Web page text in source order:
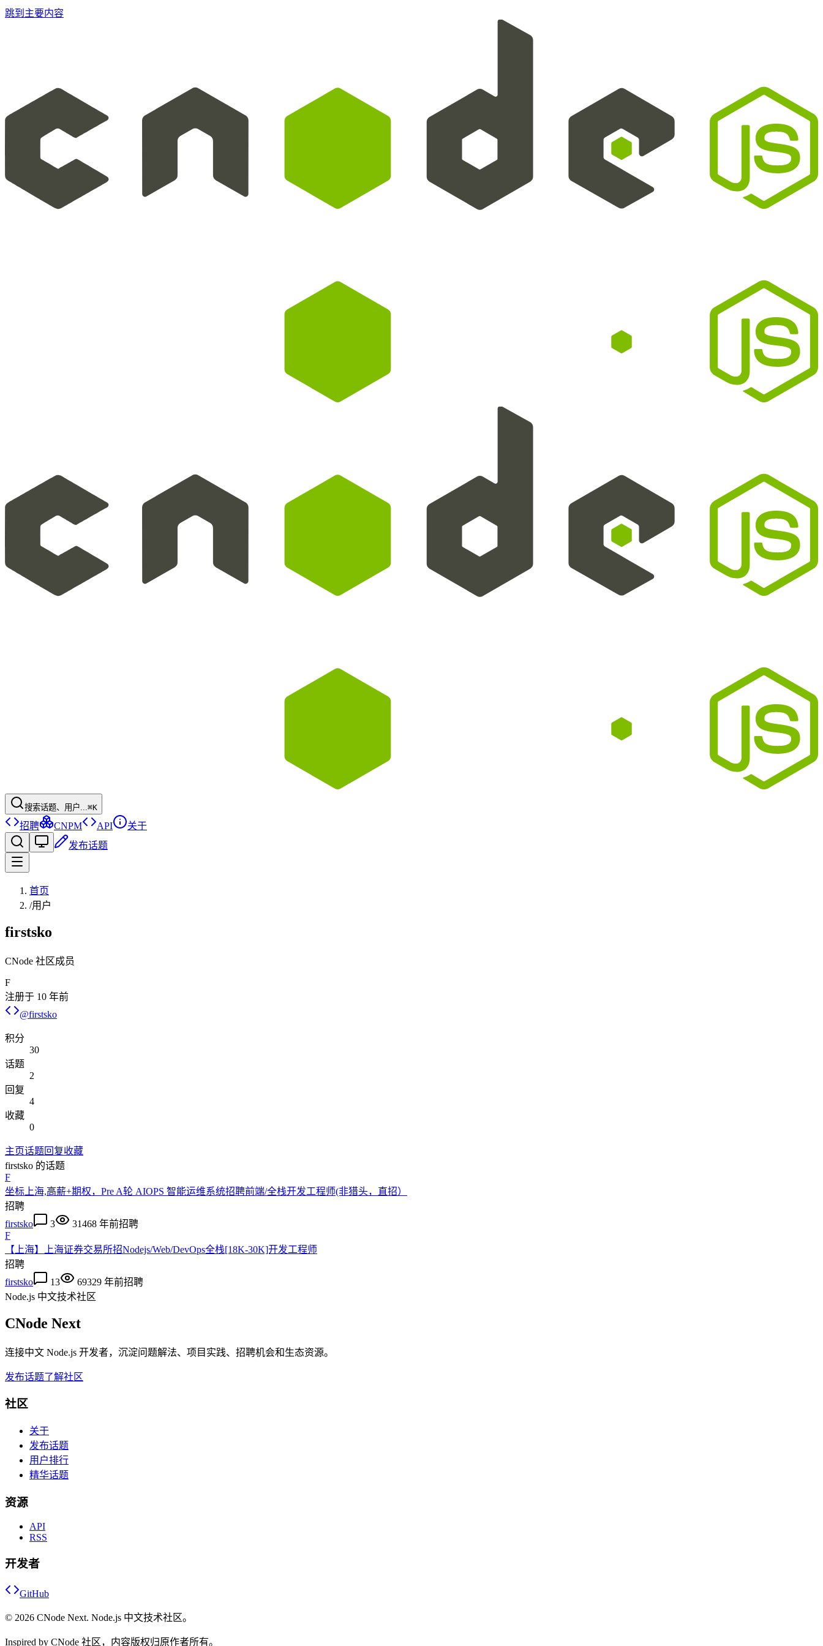
跳到主要内容
搜索话题、用户...⌘K
招聘 CNPM API
关于
发布话题
首页
/用户
firstsko
CNode 社区成员
F
注册于 10 年前
@firstsko
积分
30
话题
2
回复
4
收藏
0
主页话题回复收藏
firstsko 的话题
F
坐标上海,高薪+期权，Pre A轮 AIOPS 智能运维系统招聘前端/全栈开发工程师(非猎头，直招）
招聘
firstsko
3 31468 年前招聘
F
【上海】上海证券交易所招Nodejs/Web/DevOps全栈[18K-30K]开发工程师
招聘
firstsko
13 69329 年前招聘
Node.js 中文技术社区
CNode Next
连接中文 Node.js 开发者，沉淀问题解法、项目实践、招聘机会和生态资源。
发布话题了解社区
社区
关于
发布话题
用户排行
精华话题
资源
API
RSS
开发者
GitHub
© 2026 CNode Next. Node.js 中文技术社区。
Inspired by CNode 社区，内容版权归原作者所有。